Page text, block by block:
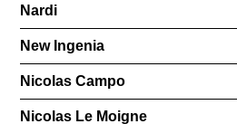
Nardi
New Ingenia
Nicolas Campo
Nicolas Le Moigne